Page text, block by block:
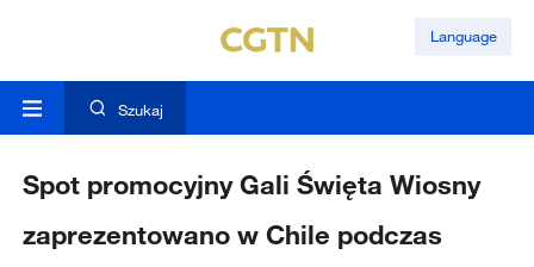
Language
Szukaj
Spot promocyjny Gali Święta Wiosny
zaprezentowano w Chile podczas